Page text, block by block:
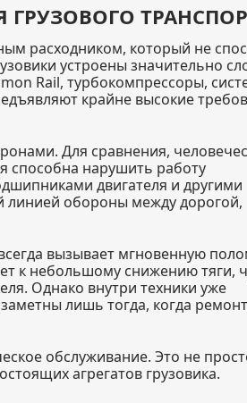
расходником, который не
устроены значительно
Rail, турбокомпрессоры,
крайне высокие
Для сравнения,
способна нарушить работу
двигателя и другими
линией обороны между дорогой,
вызывает мгновенную
к небольшому снижению тяги,
Однако внутри техники уже
лишь тогда, когда
обслуживание. Это не
агрегатов грузовика.